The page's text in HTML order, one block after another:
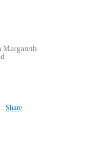
Margareth
Share